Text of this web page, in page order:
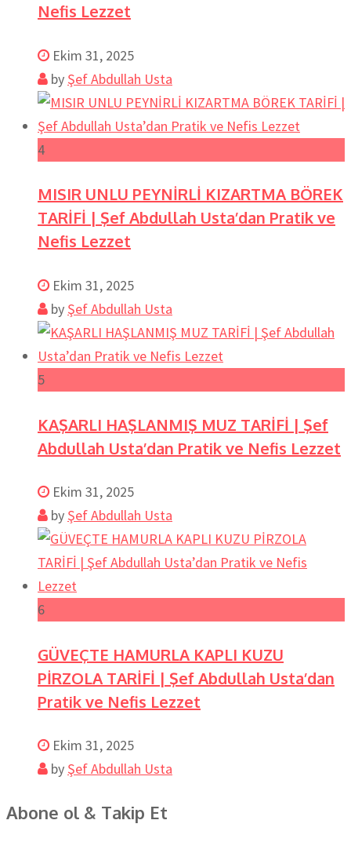
Nefis Lezzet
Ekim 31, 2025
by Şef Abdullah Usta
4
MISIR UNLU PEYNİRLİ KIZARTMA BÖREK
TARİFİ | Şef Abdullah Usta’dan Pratik ve
Nefis Lezzet
Ekim 31, 2025
by Şef Abdullah Usta
5
KAŞARLI HAŞLANMIŞ MUZ TARİFİ | Şef
Abdullah Usta’dan Pratik ve Nefis Lezzet
Ekim 31, 2025
by Şef Abdullah Usta
6
GÜVEÇTE HAMURLA KAPLI KUZU
PİRZOLA TARİFİ | Şef Abdullah Usta’dan
Pratik ve Nefis Lezzet
Ekim 31, 2025
by Şef Abdullah Usta
Abone ol & Takip Et